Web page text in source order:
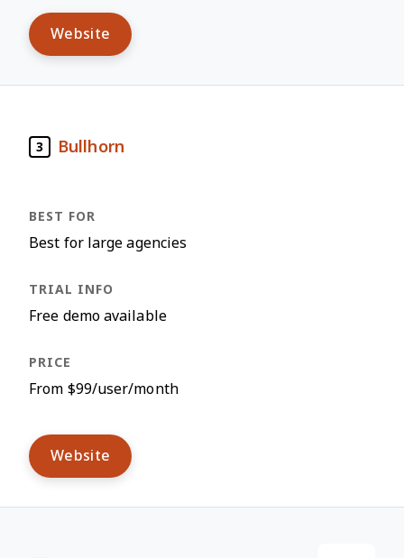
Website
3 Bullhorn
Best for large agencies
Free demo available
From $99/user/month
Website